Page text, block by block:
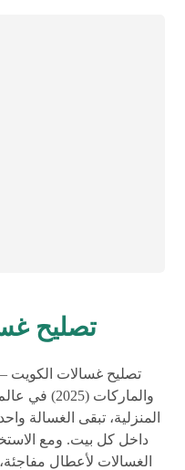
تصليح
تصليح غسالات الكويت
والماركات
المنزلية، تبقى الغسالة
داخل كل بيت. ومع
الغسالات لأعطال